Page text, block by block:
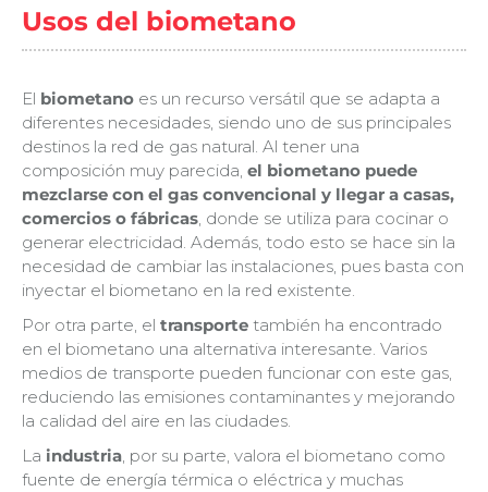
Usos del biometano
El biometano es un recurso versátil que se adapta a
diferentes necesidades, siendo uno de sus principales
destinos la red de gas natural. Al tener una
composición muy parecida, el biometano puede
mezclarse con el gas convencional y llegar a casas,
comercios o fábricas, donde se utiliza para cocinar o
generar electricidad. Además, todo esto se hace sin la
necesidad de cambiar las instalaciones, pues basta con
inyectar el biometano en la red existente.
Por otra parte, el transporte también ha encontrado
en el biometano una alternativa interesante. Varios
medios de transporte pueden funcionar con este gas,
reduciendo las emisiones contaminantes y mejorando
la calidad del aire en las ciudades.
La industria, por su parte, valora el biometano como
fuente de energía térmica o eléctrica y muchas